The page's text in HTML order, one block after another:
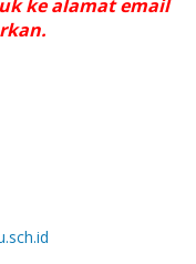
ke alamat email